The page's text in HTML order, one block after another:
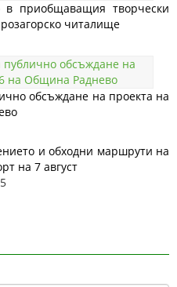
в приобщаващия творчески
читалище
обсъждане на проекта на
и обходни маршрути на
на 7 август